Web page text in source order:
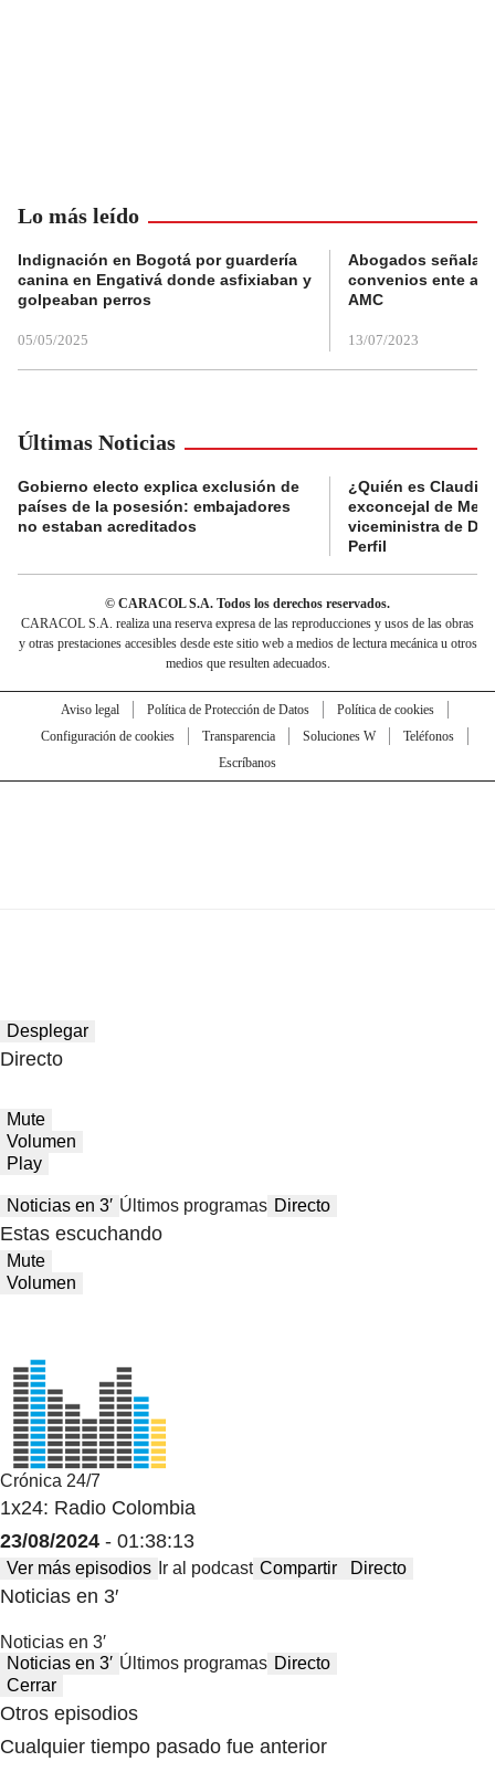
Lo más leído
Indignación en Bogotá por guardería
canina en Engativá donde asfixiaban y
golpeaban perros
05/05/2025
Abogados
convenios ente
AMC
13/07/2023
Últimas Noticias
Gobierno electo explica exclusión de
países de la posesión: embajadores
no estaban acreditados
¿Quién es Claudia
exconcejal de
viceministra de
Perfil
© CARACOL S.A. Todos los derechos reservados.
CARACOL S.A. realiza una reserva expresa de las reproducciones y usos de las obras
y otras prestaciones accesibles desde este sitio web a medios de lectura mecánica u otros
medios que resulten adecuados.
Aviso legal Política de Protección de Datos
Política de cookies
Configuración de cookies
Transparencia Soluciones W
Teléfonos
Escríbanos
Desplegar
Directo
Mute
Volumen
Play
Noticias en 3′ Últimos programas Directo
Estas escuchando
Mute
Volumen
Crónica 24/7
1x24: Radio Colombia
23/08/2024 - 01:38:13
Ver más episodios Ir al podcast Compartir Directo
Noticias en 3′
Noticias en 3′
Noticias en 3′ Últimos programas Directo
Cerrar
Otros episodios
Cualquier tiempo pasado fue anterior